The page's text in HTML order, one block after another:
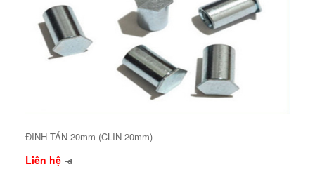
ĐINH TÁN 20mm (CLIN 20mm)
Liên hệ đ